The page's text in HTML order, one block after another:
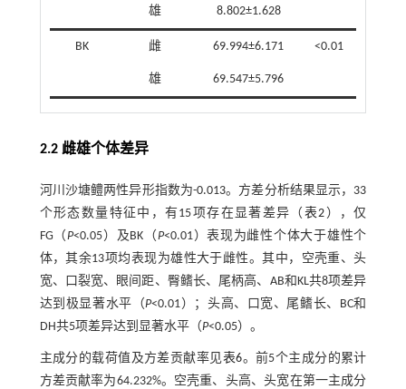
雄 8.802±1.628
BK 雌 69.994±6.171 <0.01
雄 69.547±5.796
2.2 雌雄个体差异
河川沙塘鳢两性异形指数为-0.013。方差分析结果显示，33
个形态数量特征中，有15项存在显著差异（ 表2 ），仅
FG（P<0.05）及BK（P<0.01）表现为雌性个体大于雄性个
体，其余13项均表现为雄性大于雌性。其中，空壳重、头
宽、口裂宽、眼间距、臀鳍长、尾柄高、AB和KL共8项差异
达到极显著水平（P<0.01）；头高、口宽、尾鳍长、BC和
DH共5项差异达到显著水平（P<0.05）。
主成分的载荷值及方差贡献率见表6。前5个主成分的累计
方差贡献率为64.232%。空壳重、头高、头宽在第一主成分